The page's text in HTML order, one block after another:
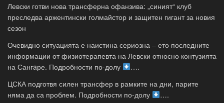
Левски готви нова трансферна офанзива: „синият“ клуб
преследва аржентински голмайстор и защитен гигант за новия
сезон
Очевидно ситуацията е наистина сериозна – ето последните
информации от физиотерапевта на Левски относно контузията
на Сангaре. Подробности по-долу
….
ЦСКА подготвя силен трансфер в рамките на дни, парите
няма да са проблем. Подробности по-долу
….